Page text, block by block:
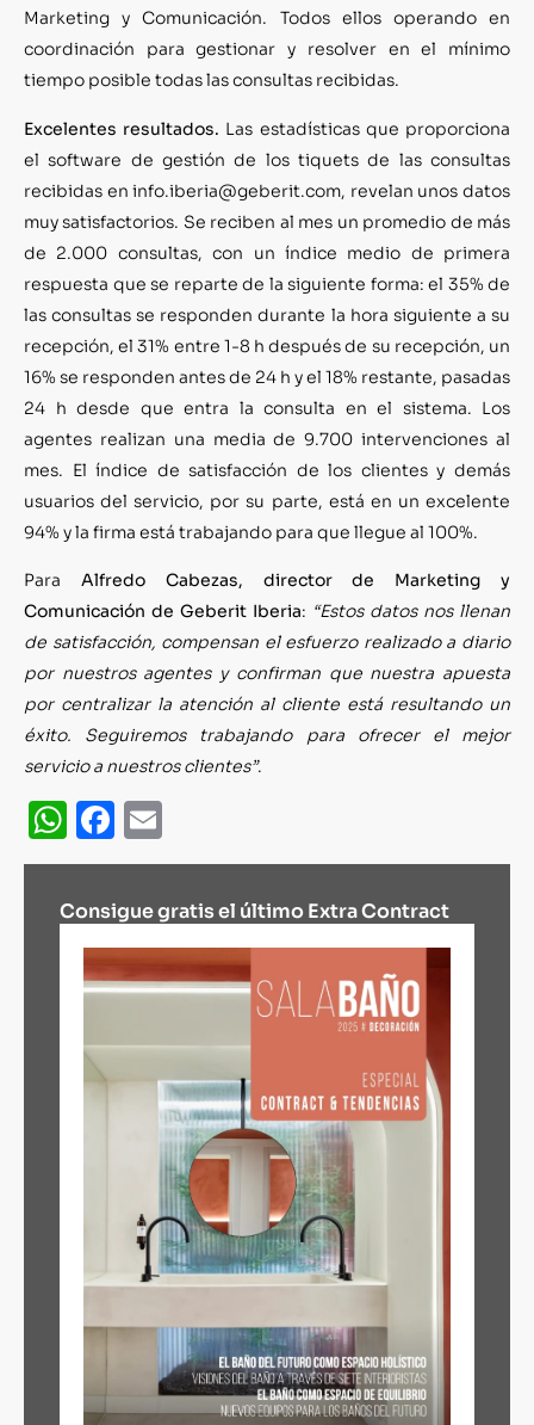
Marketing y Comunicación. Todos ellos operando en
coordinación para gestionar y resolver en el mínimo
tiempo posible todas las consultas recibidas.
Excelentes resultados. Las estadísticas que proporciona
el software de gestión de los tiquets de las consultas
recibidas en info.iberia@geberit.com, revelan unos datos
muy satisfactorios. Se reciben al mes un promedio de más
de 2.000 consultas, con un índice medio de primera
respuesta que se reparte de la siguiente forma: el 35% de
las consultas se responden durante la hora siguiente a su
recepción, el 31% entre 1-8 h después de su recepción, un
16% se responden antes de 24 h y el 18% restante, pasadas
24 h desde que entra la consulta en el sistema. Los
agentes realizan una media de 9.700 intervenciones al
mes. El índice de satisfacción de los clientes y demás
usuarios del servicio, por su parte, está en un excelente
94% y la firma está trabajando para que llegue al 100%.
Para Alfredo Cabezas, director de Marketing y
Comunicación de Geberit Iberia: “Estos datos nos llenan
de satisfacción, compensan el esfuerzo realizado a diario
por nuestros agentes y confirman que nuestra apuesta
por centralizar la atención al cliente está resultando un
éxito. Seguiremos trabajando para ofrecer el mejor
servicio a nuestros clientes”.
WhatsApp
Facebook
Consigue gratis el último Extra Contract